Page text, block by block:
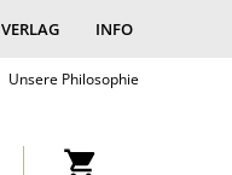
VERLAG INFO
Unsere Philosophie